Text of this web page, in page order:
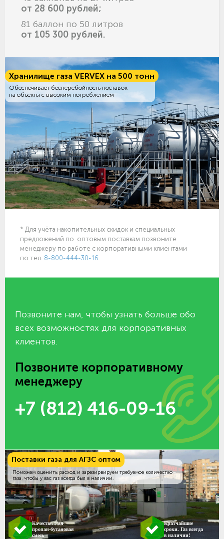
от 28 600 рублей;
81 баллон по 50 литров
от 105 300 рублей.
Хранилище газа VERVEX на 500 тонн
Обеспечивает бесперебойность поставок
на объекты с высоким потреблением
* Для учёта накопительных скидок и специальных
предложений по оптовым поставкам позвоните
менеджеру по работе с корпоративными клиентами
по тел. 8-800-444-30-16
Позвоните нам, чтобы узнать больше обо
всех возможностях для корпоративных
клиентов.
Позвоните корпоративному
менеджеру
+7 (812) 416-09-16
Поставки газа для АГЗС оптом
Поможем оценить расход и зарезирвируем требуемое количество
газа, чтобы у вас газ всегда был в наличии.
Качественная
пропан-бутановая
смесь
Кратчайшие
сроки. Газ всегда
в наличии!